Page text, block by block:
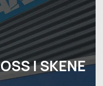
I SKENE